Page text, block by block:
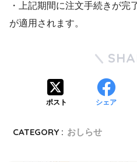
・上記期間に注文手続きが完
が適用されます。
ポスト シェア
CATEGORY : おしらせ